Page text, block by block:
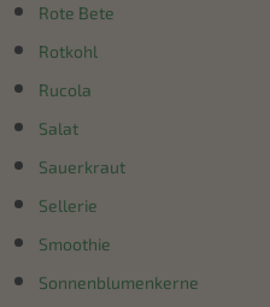
Rote Bete
Rotkohl
Rucola
Salat
Sauerkraut
Sellerie
Smoothie
Sonnenblumenkerne